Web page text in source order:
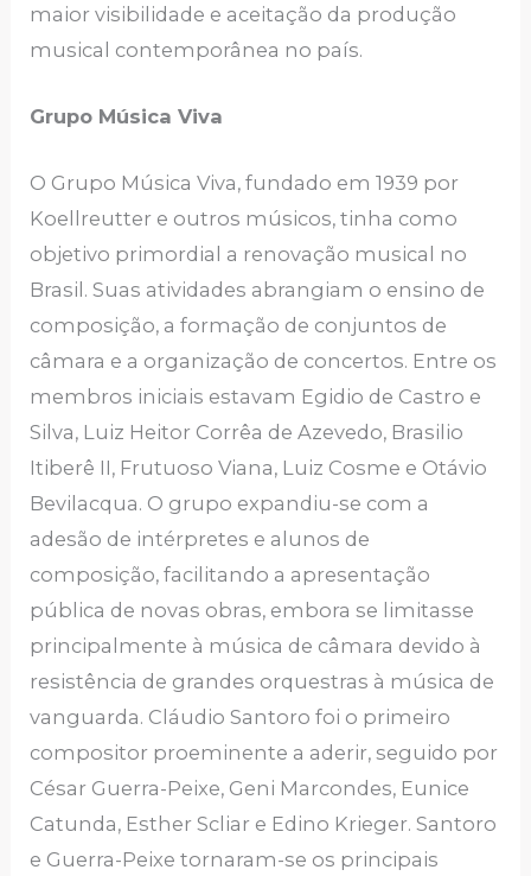
maior visibilidade e aceitação da produção
musical contemporânea no país.
Grupo Música Viva
O Grupo Música Viva, fundado em 1939 por
Koellreutter e outros músicos, tinha como
objetivo primordial a renovação musical no
Brasil. Suas atividades abrangiam o ensino de
composição, a formação de conjuntos de
câmara e a organização de concertos. Entre os
membros iniciais estavam Egidio de Castro e
Silva, Luiz Heitor Corrêa de Azevedo, Brasilio
Itiberê II, Frutuoso Viana, Luiz Cosme e Otávio
Bevilacqua. O grupo expandiu-se com a
adesão de intérpretes e alunos de
composição, facilitando a apresentação
pública de novas obras, embora se limitasse
principalmente à música de câmara devido à
resistência de grandes orquestras à música de
vanguarda. Cláudio Santoro foi o primeiro
compositor proeminente a aderir, seguido por
César Guerra-Peixe, Geni Marcondes, Eunice
Catunda, Esther Scliar e Edino Krieger. Santoro
e Guerra-Peixe tornaram-se os principais